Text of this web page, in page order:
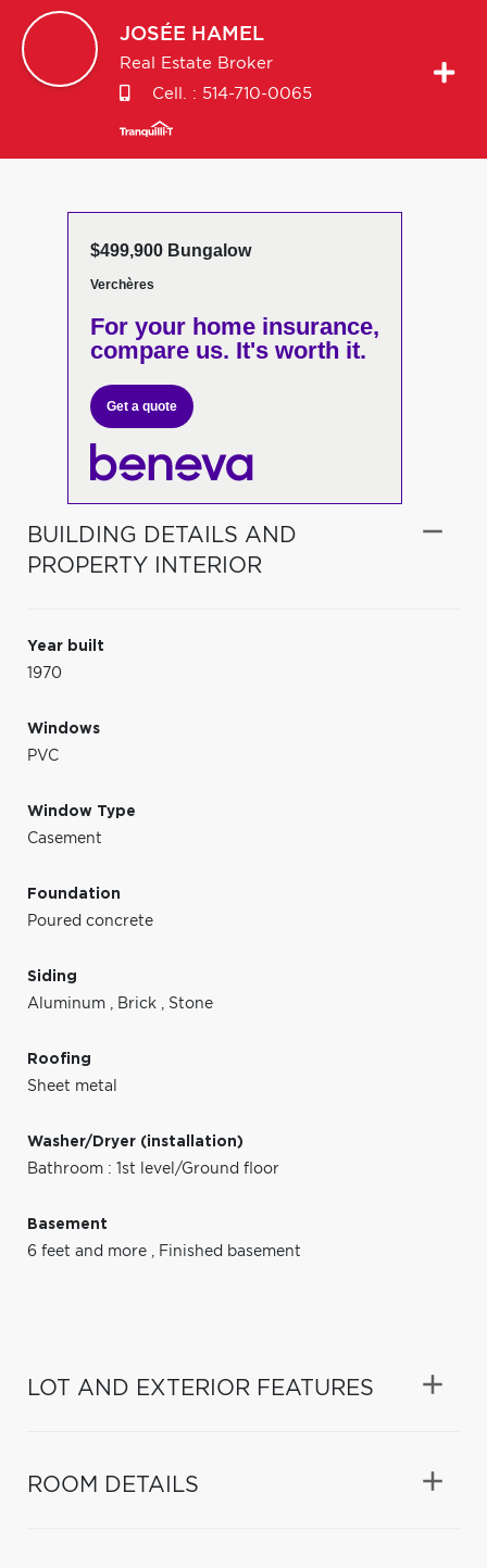
JOSÉE HAMEL
Real Estate Broker
Cell. : 514-710-0065
$499,900 Bungalow
Verchères
For your home insurance,
compare us. It's worth it.
Get a quote
BUILDING DETAILS AND
PROPERTY INTERIOR
Year built
1970
Windows
PVC
Window Type
Casement
Foundation
Poured concrete
Siding
Aluminum , Brick , Stone
Roofing
Sheet metal
Washer/Dryer (installation)
Bathroom : 1st level/Ground floor
Basement
6 feet and more , Finished basement
LOT AND EXTERIOR FEATURES
ROOM DETAILS